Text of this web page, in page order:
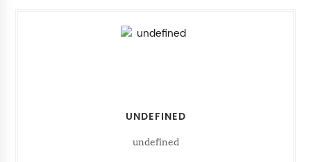
UNDEFINED
undefined